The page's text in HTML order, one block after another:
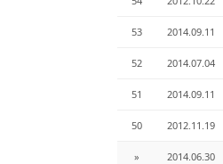
53 2014.09.11
52 2014.07.04
51 2014.09.11
50 2012.11.19
» 2014.06.30